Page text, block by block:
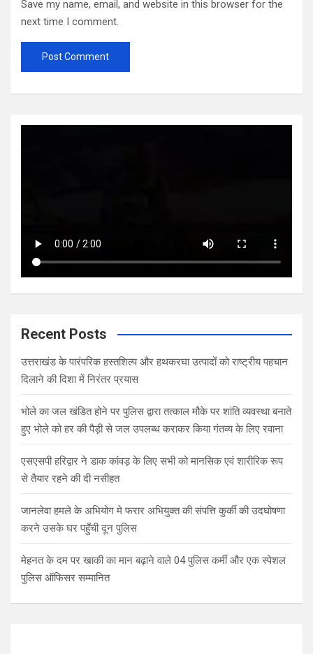
Save my name, email, and website in this browser for the
next time I comment.
Recent Posts
उत्तराखंड के पारंपरिक हस्तशिल्प और हथकरघा उत्पादों को राष्ट्रीय पहचान
दिलाने की दिशा में निरंतर प्रयास
भोले का जल खंडित होने पर पुलिस द्वारा तत्काल मौके पर शांति व्यवस्था बनाते
हुए भोले को हर की पैड़ी से जल उपलब्ध कराकर किया गंतव्य के लिए रवाना
एसएसपी हरिद्वार ने डाक कांवड़ के लिए सभी को मानसिक एवं शारीरिक रूप
से तैयार रहने की दी नसीहत
जानलेवा हमले के अभियोग मे फरार अभियुक्त की संपत्ति कुर्की की उदघोषणा
करने उसके घर पहुँची दून पुलिस
मेहनत के दम पर खाकी का मान बढ़ाने वाले 04 पुलिस कर्मी और एक स्पेशल
पुलिस ऑफिसर सम्मानित